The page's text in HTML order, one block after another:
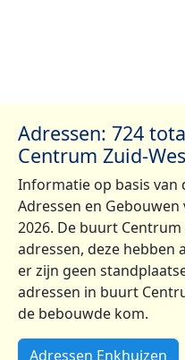
Adressen: 724
Centrum Zuid-
Informatie op basis van
Adressen en
2026. De buurt
adressen, deze hebben
er zijn geen
adressen in buurt
de bebouwde kom.
Adressen Enkhuizen